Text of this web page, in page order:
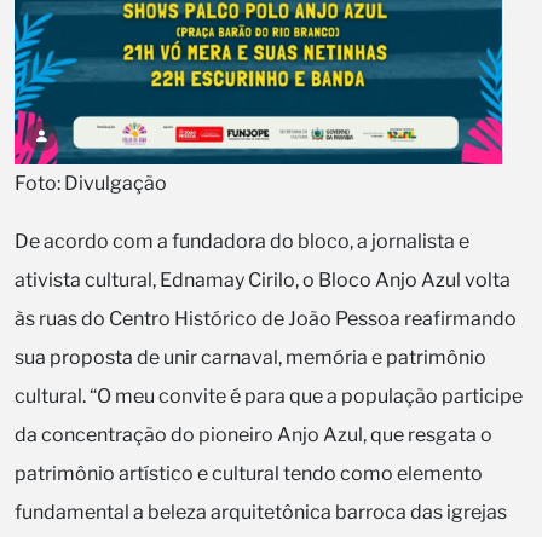
Foto: Divulgação
De acordo com a fundadora do bloco, a jornalista e
ativista cultural, Ednamay Cirilo, o Bloco Anjo Azul volta
às ruas do Centro Histórico de João Pessoa reafirmando
sua proposta de unir carnaval, memória e patrimônio
cultural. “O meu convite é para que a população participe
da concentração do pioneiro Anjo Azul, que resgata o
patrimônio artístico e cultural tendo como elemento
fundamental a beleza arquitetônica barroca das igrejas